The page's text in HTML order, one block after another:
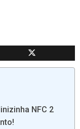
NFC 2